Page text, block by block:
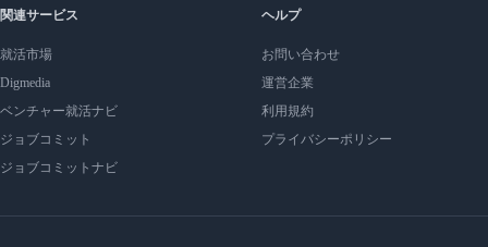
関連サービス
就活市場
Digmedia
ベンチャー就活ナビ
ジョブコミット
ジョブコミットナビ
ヘルプ
お問い合わせ
運営企業
利用規約
プライバシーポリシー